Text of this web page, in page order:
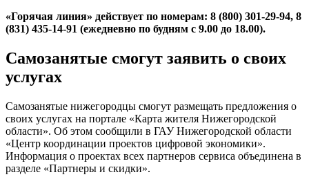
«Горячая линия» действует по номерам: 8 (800) 301-29-94, 8
(831) 435-14-91 (ежедневно по будням с 9.00 до 18.00).
Самозанятые смогут заявить о своих
услугах
Самозанятые нижегородцы смогут размещать предложения о
своих услугах на портале «Карта жителя Нижегородской
области». Об этом сообщили в ГАУ Нижегородской области
«Центр координации проектов цифровой экономики».
Информация о проектах всех партнеров сервиса объединена в
разделе «Партнеры и скидки».